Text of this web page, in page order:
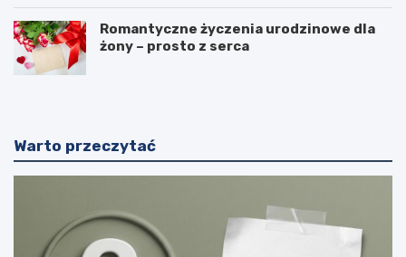
Romantyczne życzenia urodzinowe dla
żony – prosto z serca
Warto przeczytać